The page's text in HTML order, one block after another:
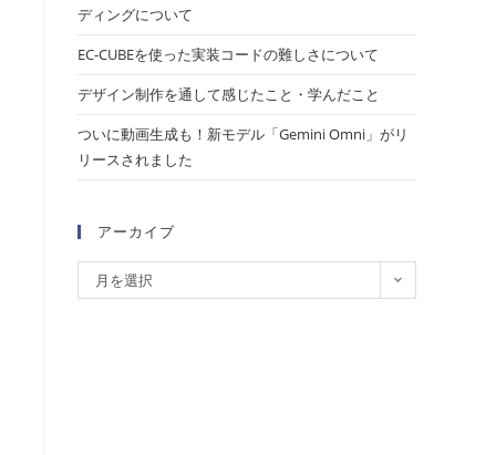
ディングについて
EC-CUBEを使った実装コードの難しさについて
デザイン制作を通して感じたこと・学んだこと
ついに動画生成も！新モデル「Gemini Omni」がリ
リースされました
アーカイブ
月を選択